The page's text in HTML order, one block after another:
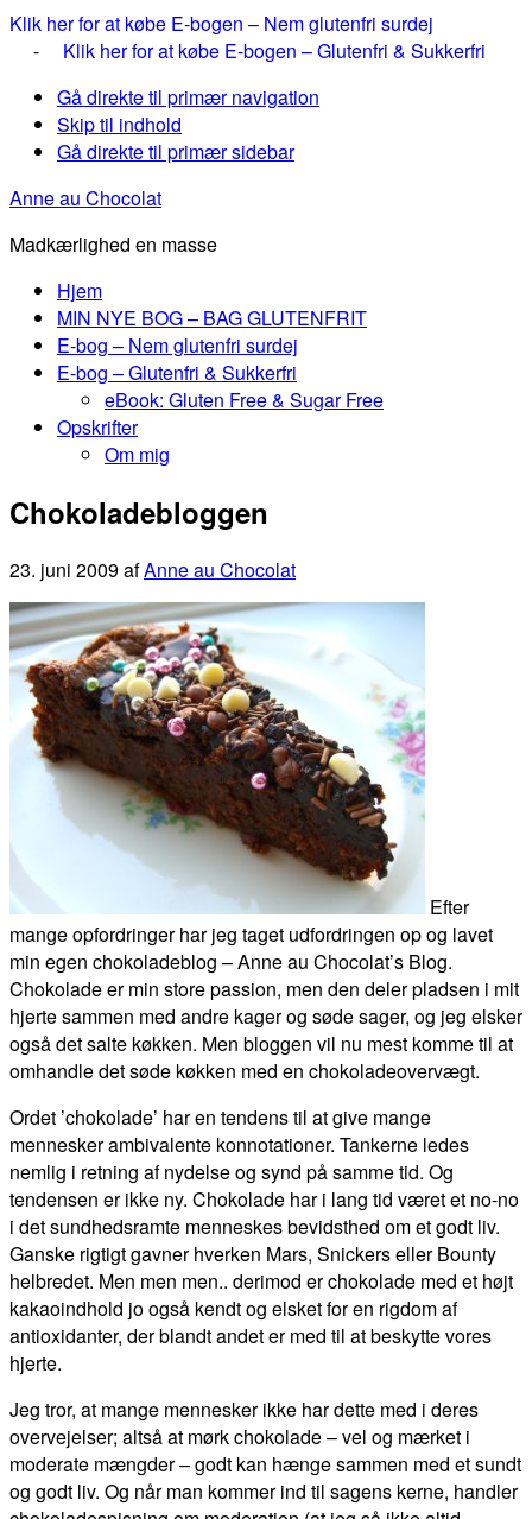
Klik her for at købe E-bogen – Nem glutenfri surdej
- Klik her for at købe E-bogen – Glutenfri & Sukkerfri
Gå direkte til primær navigation
Skip til indhold
Gå direkte til primær sidebar
Anne au Chocolat
Madkærlighed en masse
Hjem
MIN NYE BOG – BAG GLUTENFRIT
E-bog – Nem glutenfri surdej
E-bog – Glutenfri & Sukkerfri
eBook: Gluten Free & Sugar Free
Opskrifter
Om mig
Chokoladebloggen
23. juni 2009afAnne au Chocolat
Efter
mange opfordringer har jeg taget udfordringen op og lavet
min egen chokoladeblog – Anne au Chocolat’s Blog.
Chokolade er min store passion, men den deler pladsen i mit
hjerte sammen med andre kager og søde sager, og jeg elsker
også det salte køkken. Men bloggen vil nu mest komme til at
omhandle det søde køkken med en chokoladeovervægt.
Ordet ’chokolade’ har en tendens til at give mange
mennesker ambivalente konnotationer. Tankerne ledes
nemlig i retning af nydelse og synd på samme tid. Og
tendensen er ikke ny. Chokolade har i lang tid været et no-no
i det sundhedsramte menneskes bevidsthed om et godt liv.
Ganske rigtigt gavner hverken Mars, Snickers eller Bounty
helbredet. Men men men.. derimod er chokolade med et højt
kakaoindhold jo også kendt og elsket for en rigdom af
antioxidanter, der blandt andet er med til at beskytte vores
hjerte.
Jeg tror, at mange mennesker ikke har dette med i deres
overvejelser; altså at mørk chokolade – vel og mærket i
moderate mængder – godt kan hænge sammen med et sundt
og godt liv. Og når man kommer ind til sagens kerne, handler